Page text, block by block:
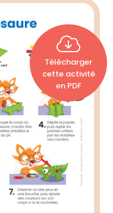
Télécharger
cette activité
en PDF